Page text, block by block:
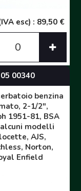
esc) : 89,50 €
05 00340
benzina
2-1/2",
1951-81, BSA
modelli
AJS,
Norton,
Enfield